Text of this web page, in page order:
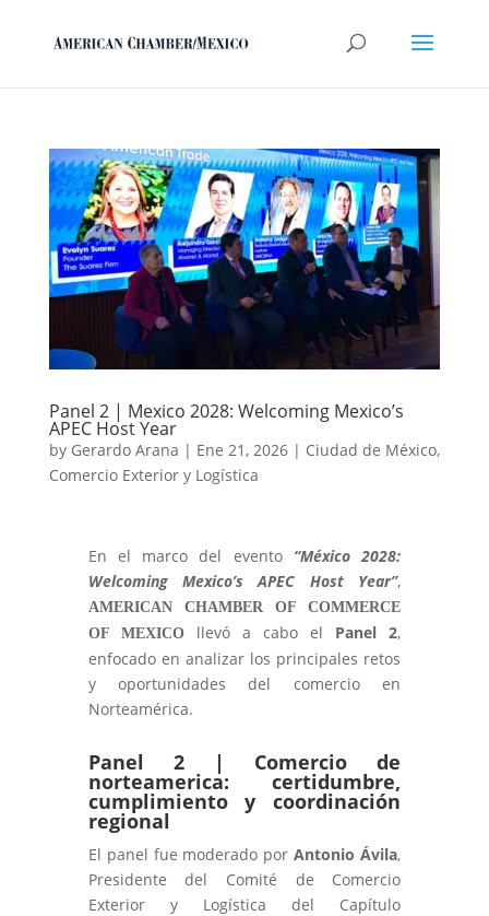
Panel 2 | Mexico 2028: Welcoming Mexico’s
APEC Host Year
by Gerardo Arana | Ene 21, 2026| Ciudad de México,
Comercio Exterior y Logística
En el marco del evento “México 2028:
Welcoming Mexico’s APEC Host Year”,
AMERICAN CHAMBER OF COMMERCE
OF MEXICO llevó a cabo el Panel 2,
enfocado en analizar los principales retos
y oportunidades del comercio en
Norteamérica.
Panel 2 | Comercio de
norteamerica: certidumbre,
cumplimiento y coordinación
regional
El panel fue moderado porAntonio Ávila,
Presidente del Comité de Comercio
Exterior y Logística del Capítulo